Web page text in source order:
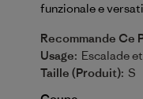
funzionale e
Recommande Ce
Usage: Escalade
Taille (produit): S